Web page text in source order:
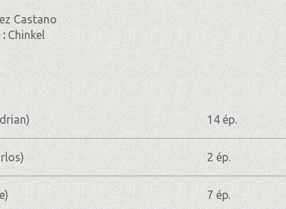
Castano
:Chinkel
14 ép.
2 ép.
7 ép.